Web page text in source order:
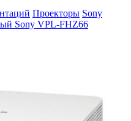
Проекторы Sony
Sony VPL-FHZ66